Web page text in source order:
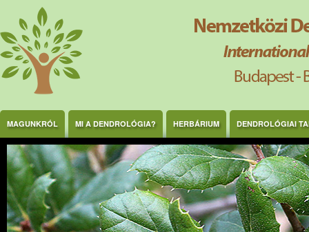
Ugrás a tartalomra
MAGUNKRÓL MI A DENDROLÓGIA? HERBÁRIUM DENDROLÓGIAI